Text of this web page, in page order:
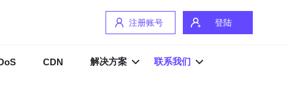
注册账号 登陆
CDN 解决方案 联系我们